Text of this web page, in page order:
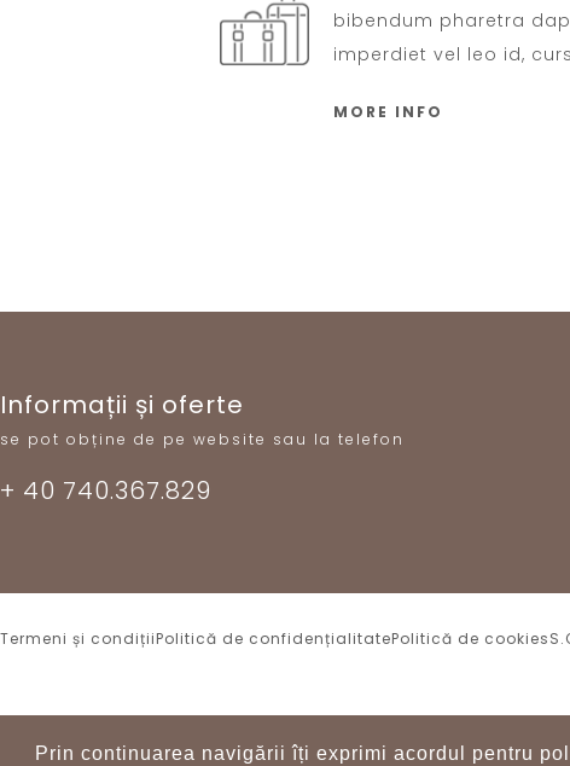
bibendum pharetra
imperdiet vel leo id,
MORE INFO
Informații și oferte
se pot obține de pe website sau la telefon
+ 40 740.367.829
Termeni și condițiiPolitică de confidențialitatePolitică de cookies
Prin continuarea navigării îți exprimi acordul pentru